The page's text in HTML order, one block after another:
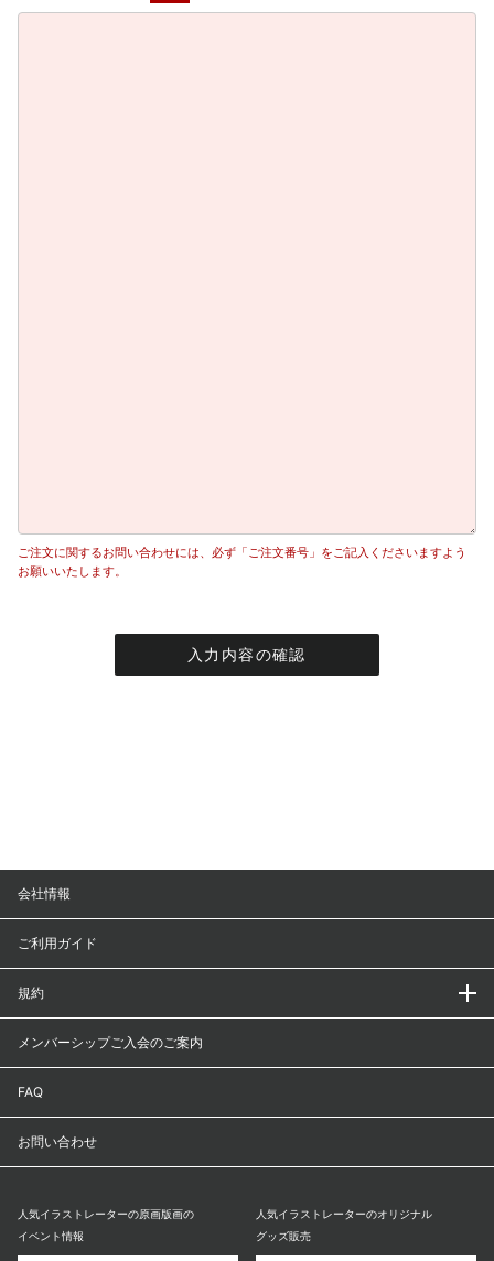
ご注文に関するお問い合わせには、必ず「ご注文番号」をご記入くださいますよう
お願いいたします。
入力内容の確認
人気イラストレーターの原画版画の
イベント情報
人気イラストレーターのオリジナル
グッズ販売
会社情報
ご利用ガイド
規約
メンバーシップご入会のご案内
FAQ
お問い合わせ